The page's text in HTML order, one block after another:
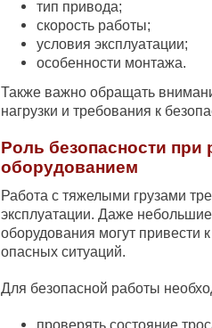
тип привода;
скорость работы;
условия эксплуатации;
особенности монтажа.
Также важно обращать
нагрузки и требования к
Роль безопасности
оборудованием
Работа с тяжелыми грузами
эксплуатации. Даже
оборудования могут привести
опасных ситуаций.
Для безопасной работы
проверять состояние